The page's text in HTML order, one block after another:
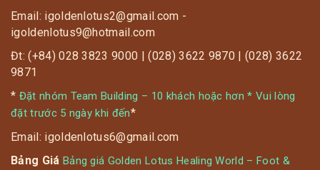
Email: igoldenlotus2@gmail.com -
igoldenlotus9@hotmail.com
Đt: (+84) 028 3823 9000 | (028) 3622 9870 | (028) 3622
9871
* Đặt nhóm Team Building – 10 khách hoặc hơn * Vui lòng
đặt trước 5 ngày khi đến*
Email: igoldenlotus6@gmail.com
Bảng Giá Bảng giá Golden Lotus Healing World – Foot &